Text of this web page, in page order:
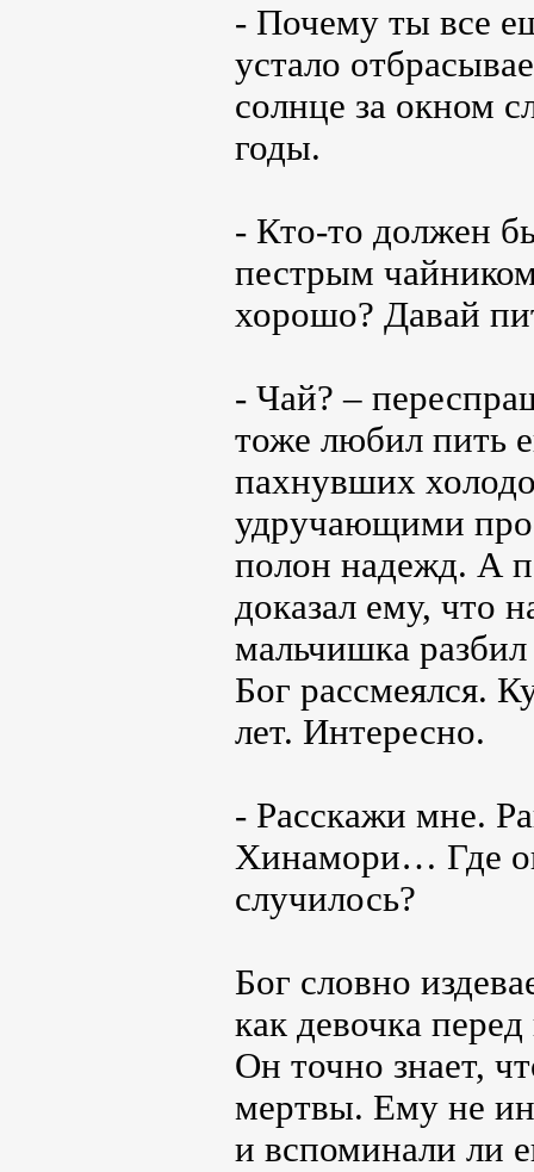
- Почему ты все
устало
солнце за окном
годы.
- Кто-то должен
пестрым
хорошо? Давай
- Чай? –
тоже любил пить
пахнувших
удручающими
полон надежд. А
доказал ему, что
мальчишка
Бог рассмеялся.
лет. Интересно.
- Расскажи мне.
Хинамори… Где
случилось?
Бог словно
как девочка
Он точно знает,
мертвы. Ему не
и вспоминали ли